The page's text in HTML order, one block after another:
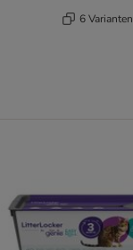
6 Varianten